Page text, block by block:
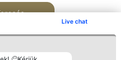
Live chat